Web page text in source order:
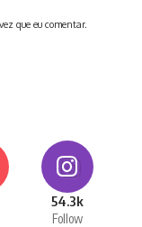
que eu comentar.
54.3k
Follow